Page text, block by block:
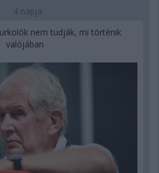
4 napja
nem tudják, mi történik
valójában